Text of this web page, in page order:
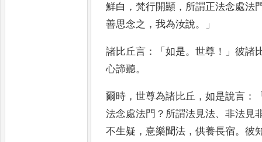
鮮白 ，梵行開顯 ， 所謂正法念處法
善思念之 ，我為汝說。」
諸比丘言 ：「如是。世尊 ！」彼諸
心諦聽。
爾時 ，世尊為諸比丘 ，如是說言 ：
法念處法門 ？ 所謂法見法、非法見
不生疑 ， 憙樂聞法 ，供養長宿。彼